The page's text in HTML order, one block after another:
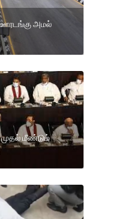
ஊரடங்கு அமல்
மீண்டும்